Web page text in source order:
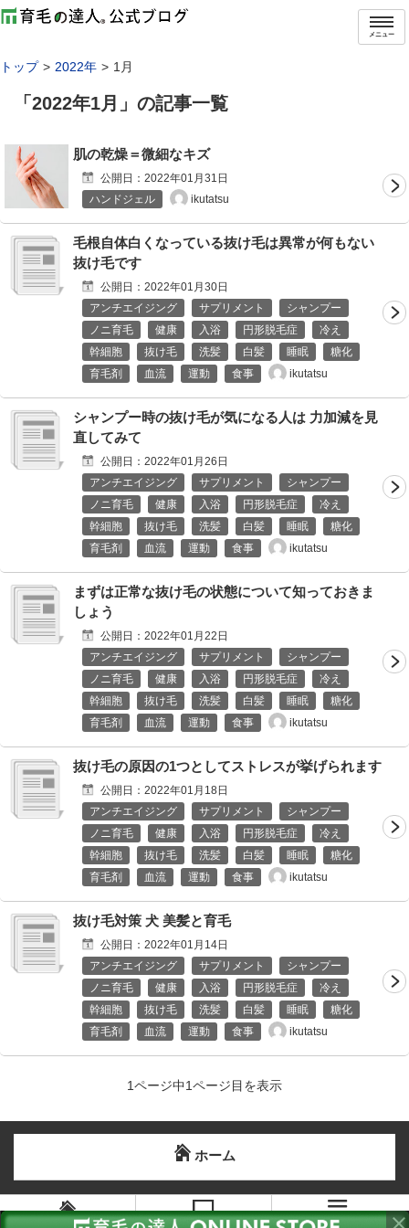
メニュー
トップ 2022年 1月
「 2022年1月 」の記事一覧
肌の乾燥＝微細なキズ
公開日： 2022年01月31日
ハンドジェル
ikutatsu
毛根自体白くなっている抜け毛は異常が何もない
抜け毛です
公開日： 2022年01月30日
アンチエイジング
サプリメント
シャンプー
ノニ育毛
健康 入浴 円形脱毛症
冷え
幹細胞
抜け毛 洗髪 白髪 睡眠
糖化
育毛剤
血流 運動 食事 ikutatsu
シャンプー時の抜け毛が気になる人は 力加減を見
直してみて
公開日： 2022年01月26日
アンチエイジング
サプリメント
シャンプー
ノニ育毛
健康 入浴 円形脱毛症
冷え
幹細胞
抜け毛 洗髪 白髪 睡眠
糖化
育毛剤
血流 運動 食事 ikutatsu
まずは正常な抜け毛の状態について知っておきま
しょう
公開日： 2022年01月22日
アンチエイジング
サプリメント
シャンプー
ノニ育毛
健康 入浴 円形脱毛症
冷え
幹細胞
抜け毛 洗髪 白髪 睡眠
糖化
育毛剤
血流 運動 食事 ikutatsu
抜け毛の原因の1つとしてストレスが挙げられます
公開日： 2022年01月18日
アンチエイジング
サプリメント
シャンプー
ノニ育毛
健康 入浴 円形脱毛症
冷え
幹細胞
抜け毛 洗髪 白髪 睡眠
糖化
育毛剤
血流 運動 食事 ikutatsu
抜け毛対策 犬 美髪と育毛
公開日： 2022年01月14日
アンチエイジング
サプリメント
シャンプー
ノニ育毛
健康 入浴 円形脱毛症
冷え
幹細胞
抜け毛 洗髪 白髪 睡眠
糖化
育毛剤
血流 運動 食事 ikutatsu
1ページ中1ページ目を表示
ホーム
メニュー